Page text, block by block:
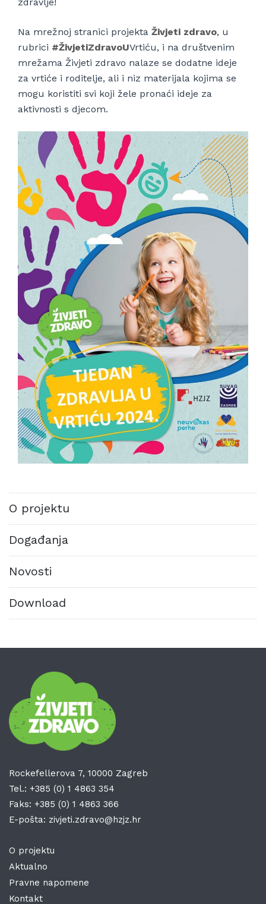
O projektu
Događanja
Novosti
Download
Na mrežnoj stranici projekta Živjeti zdravo, u
rubrici #ŽivjetiZdravoUVrtiću, i na društvenim
mrežama Živjeti zdravo nalaze se dodatne ideje
za vrtiće i roditelje, ali i niz materijala kojima se
mogu koristiti svi koji žele pronaći ideje za
aktivnosti s djecom.
Rockefellerova 7, 10000 Zagreb
Tel.: +385 (0) 1 4863 354
Faks: +385 (0) 1 4863 366
E-pošta: zivjeti.zdravo@hzjz.hr
O projektu
Aktualno
Pravne napomene
Kontakt